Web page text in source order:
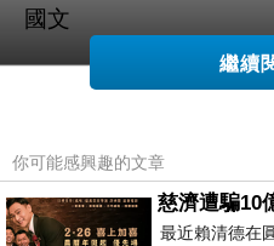
國文
程式語言---
數學---------/
繼續
你可能感興趣的文章
慈濟遭騙10
最近賴清德在